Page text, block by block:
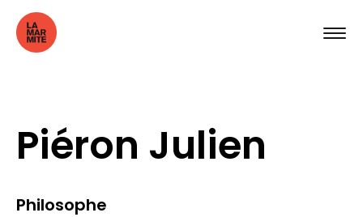
Piéron Julien
Philosophe